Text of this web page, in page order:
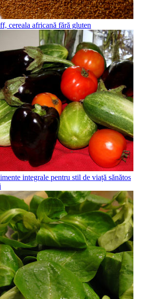
cereala africană fără gluten
integrale pentru stil de viață sănătos